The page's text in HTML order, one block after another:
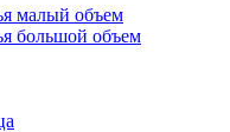
малый объем
большой объем